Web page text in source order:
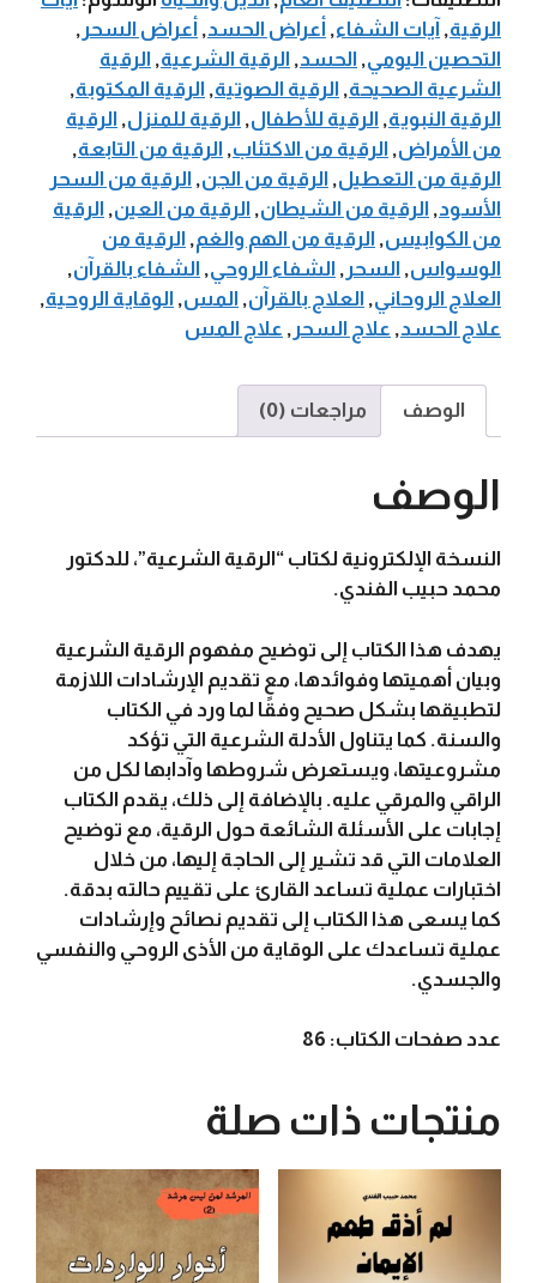
د.
محمد
حبيب
الفندي
الرقية, آيات الشفاء, أعراض الحسد, أعراض السحر ,
التحصين اليومي, الحسد, الرقية الشرعية, الرقية
الشرعية الصحيحة, الرقية الصوتية, الرقية المكتوبة,
الرقية النبوية, الرقية للأطفال, الرقية للمنزل, الرقية
من الأمراض, الرقية من الاكتئاب, الرقية من التابعة,
الرقية من التعطيل, الرقية من الجن, الرقية من السحر
الأسود, الرقية من الشيطان, الرقية من العين, الرقية
من الكوابيس, الرقية من الهم والغم, الرقية من
الوسواس, السحر , الشفاء الروحي, الشفاء بالقرآن,
العلاج الروحاني, العلاج بالقرآن, المس, الوقاية الروحية,
علاج الحسد, علاج السحر , علاج المس
الوصف مراجعات (0)
الوصف
النسخة الإلكترونية لكتاب “الرقية الشرعية”، للدكتور
محمد حبيب الفندي.
يهدف هذا الكتاب إلى توضيح مفهوم الرقية الشرعية
وبيان أهميتها وفوائدها، مع تقديم الإرشادات اللازمة
لتطبيقها بشكل صحيح وفقًا لما ورد في الكتاب
والسنة. كما يتناول الأدلة الشرعية التي تؤكد
مشروعيتها، ويستعرض شروطها وآدابها لكل من
الراقي والمرقي عليه. بالإضافة إلى ذلك، يقدم الكتاب
إجابات على الأسئلة الشائعة حول الرقية، مع توضيح
العلامات التي قد تشير إلى الحاجة إليها، من خلال
اختبارات عملية تساعد القارئ على تقييم حالته بدقة.
كما يسعى هذا الكتاب إلى تقديم نصائح وإرشادات
عملية تساعدك على الوقاية من الأذى الروحي والنفسي
والجسدي.
عدد صفحات الكتاب: 86
منتجات ذات صلة